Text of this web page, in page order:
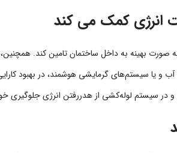
انرژی کمک می کند
صورت بهینه به داخل ساختمان تامین کند. همچنین،
و یا سیستم‌های گرمایشی هوشمند، در بهبود
در سیستم لوله‌کشی از هدررفتن انرژی جلوگیری